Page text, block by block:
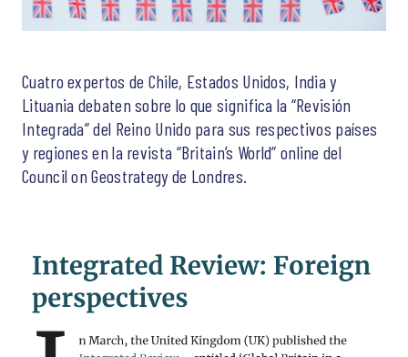
Cuatro expertos de Chile, Estados Unidos, India y
Lituania debaten sobre lo que significa la “Revisión
Integrada” del Reino Unido para sus respectivos países
y regiones en la revista “Britain’s World” online del
Council on Geostrategy de Londres.